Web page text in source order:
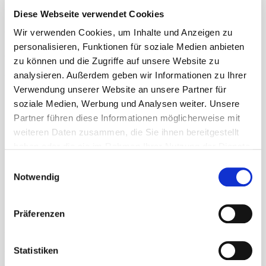
Diese Webseite verwendet Cookies
Wir verwenden Cookies, um Inhalte und Anzeigen zu
personalisieren, Funktionen für soziale Medien anbieten
zu können und die Zugriffe auf unsere Website zu
analysieren. Außerdem geben wir Informationen zu Ihrer
Verwendung unserer Website an unsere Partner für
soziale Medien, Werbung und Analysen weiter. Unsere
Partner führen diese Informationen möglicherweise mit
weiteren Daten zusammen, die Sie ihnen bereitgestellt
Cookies, wenn Sie unsere Webseite weiterhin nutzen.
Notwendig
Präferenzen
Statistiken
Andere Organbeschwerden wie immer wieder
kehrende Blasenentzündungen oder
Verdauungsstörungen wie z.B. Verstopfungen können
die Durchblutung im Beckenbereich verschlechtern
und so im laufe der Zeit die Hüftgelenke nachhaltig
schädigen.
Bei der Osteopathie haben wir ein Model, das davon
ausgeht, dass sich alles bewegt und alles miteinander
Einfluss auf die Hüfte haben.
Ein Osteopath wird deshalb nie nur das schmerzende
Hüftgelenk behandeln. Denn eine Funktionsstörung
anders gelegene Ursachen haben und sich auf den